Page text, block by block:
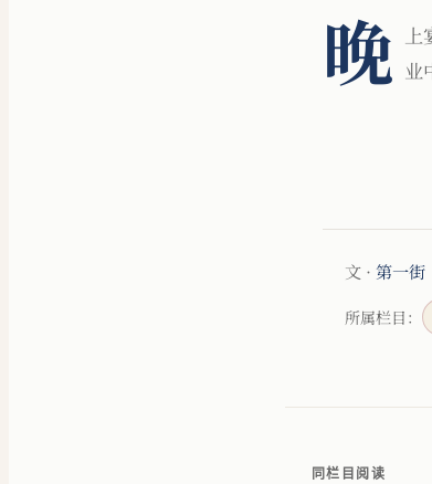
晚 业
文 · 第一街
所属栏目：
同栏目阅读